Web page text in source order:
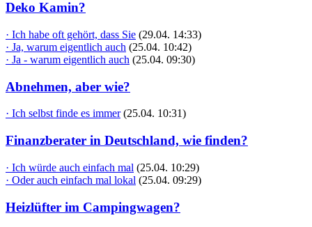
Deko Kamin?
· Ich habe oft gehört, dass Sie (29.04. 14:33)
· Ja, warum eigentlich auch (25.04. 10:42)
· Ja - warum eigentlich auch (25.04. 09:30)
Abnehmen, aber wie?
· Ich selbst finde es immer (25.04. 10:31)
Finanzberater in Deutschland, wie finden?
· Ich würde auch einfach mal (25.04. 10:29)
· Oder auch einfach mal lokal (25.04. 09:29)
Heizlüfter im Campingwagen?